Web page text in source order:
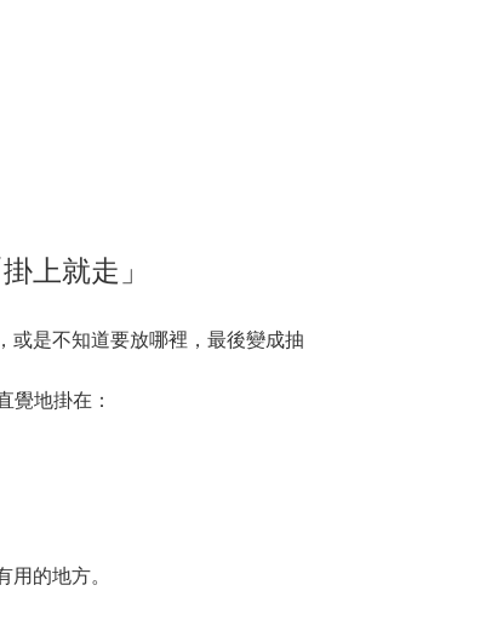
上就走」
或是不知道要放哪裡，最後變成抽
覺地掛在：
的地方。